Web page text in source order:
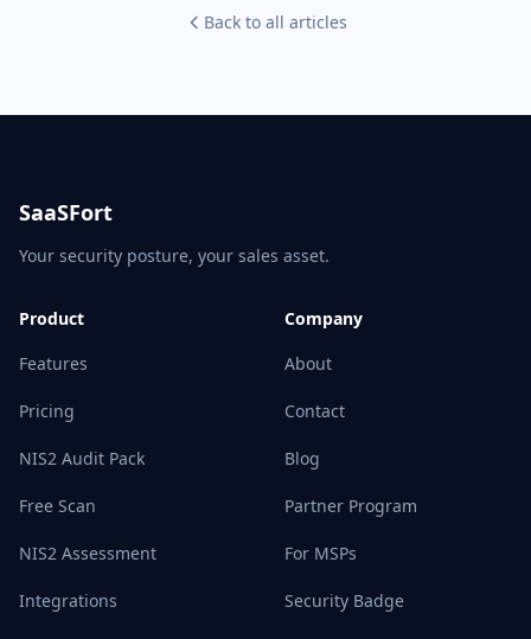
Back to all articles
SaaSFort
Your security posture, your sales asset.
Product
Features
Pricing
NIS2 Audit Pack
Free Scan
NIS2 Assessment
Integrations
Company
About
Contact
Blog
Partner Program
For MSPs
Security Badge